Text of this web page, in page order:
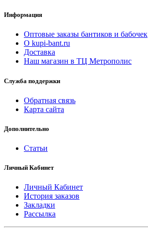
Информация
Оптовые заказы бантиков и бабочек
О kupi-bant.ru
Доставка
Наш магазин в ТЦ Метрополис
Служба поддержки
Обратная связь
Карта сайта
Дополнительно
Статьи
Личный Кабинет
Личный Кабинет
История заказов
Закладки
Рассылка